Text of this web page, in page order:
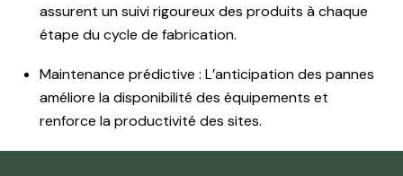
assurent un suivi rigoureux des produits à chaque
étape du cycle de fabrication.
Maintenance prédictive : L’anticipation des pannes
améliore la disponibilité des équipements et
renforce la productivité des sites.